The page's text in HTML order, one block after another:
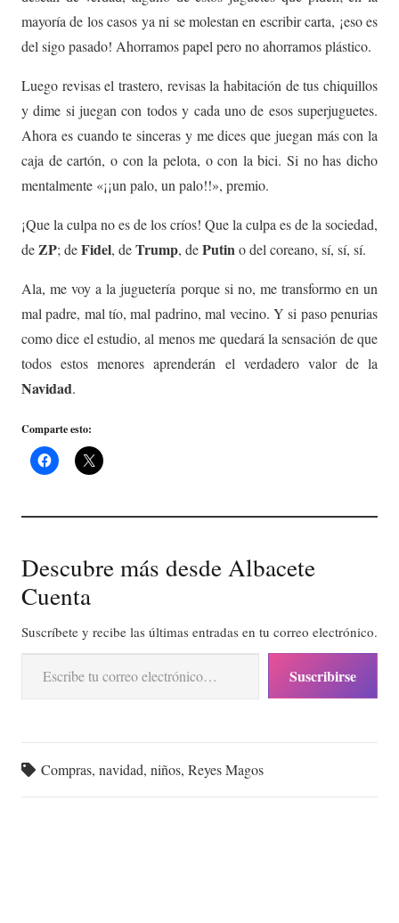
mayoría de los casos ya ni se molestan en escribir carta, ¡eso es
del sigo pasado! Ahorramos papel pero no ahorramos plástico.
Luego revisas el trastero, revisas la habitación de tus chiquillos
y dime si juegan con todos y cada uno de esos superjuguetes.
Ahora es cuando te sinceras y me dices que juegan más con la
caja de cartón, o con la pelota, o con la bici. Si no has dicho
mentalmente «¡¡un palo, un palo!!», premio.
¡Que la culpa no es de los críos! Que la culpa es de la sociedad,
deZP; deFidel, deTrump, dePutino del coreano, sí, sí, sí.
Ala, me voy a la juguetería porque si no, me transformo en un
mal padre, mal tío, mal padrino, mal vecino. Y si paso penurias
como dice el estudio, al menos me quedará la sensación de que
todos estos menores aprenderán el verdadero valor de la
Navidad.
Comparte esto:
Descubre más desde Albacete
Cuenta
Suscríbete y recibe las últimas entradas en tu correo electrónico.
Escribe tu correo electrónico…
Suscribirse
Compras,navidad,niños,Reyes Magos